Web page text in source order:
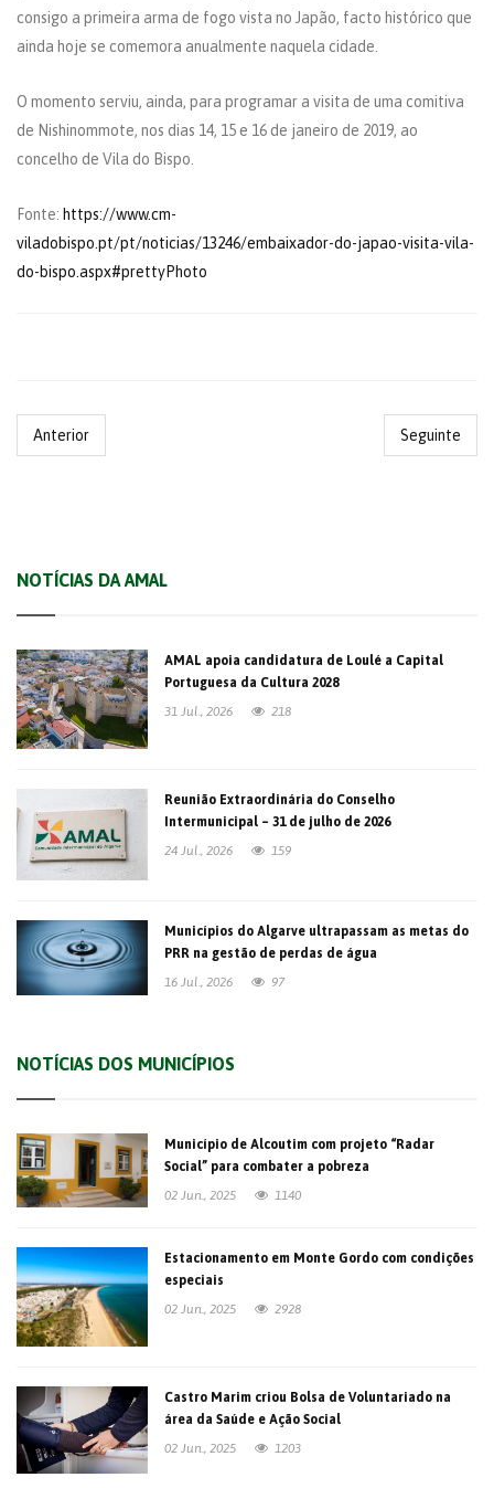
consigo a primeira arma de fogo vista no Japão, facto histórico que
ainda hoje se comemora anualmente naquela cidade.
O momento serviu, ainda, para programar a visita de uma comitiva
de Nishinommote, nos dias 14, 15 e 16 de janeiro de 2019, ao
concelho de Vila do Bispo.
Fonte: https://www.cm-
viladobispo.pt/pt/noticias/13246/embaixador-do-japao-visita-vila-
do-bispo.aspx#prettyPhoto
Anterior Seguinte
NOTÍCIAS DA AMAL
AMAL apoia candidatura de Loulé a Capital
Portuguesa da Cultura 2028
31 Jul., 2026
218
Reunião Extraordinária do Conselho
Intermunicipal – 31 de julho de 2026
24 Jul., 2026
159
Municípios do Algarve ultrapassam as metas do
PRR na gestão de perdas de água
16 Jul., 2026
97
NOTÍCIAS DOS MUNICÍPIOS
Município de Alcoutim com projeto “Radar
Social” para combater a pobreza
02 Jun., 2025
1140
Estacionamento em Monte Gordo com condições
especiais
02 Jun., 2025
2928
Castro Marim criou Bolsa de Voluntariado na
área da Saúde e Ação Social
02 Jun., 2025
1203